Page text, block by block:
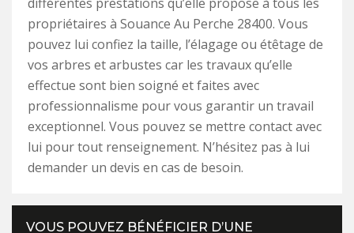
propriétaires à Souance Au Perche 28400. Vous
pouvez lui confiez la taille, l’élagage ou étêtage de
vos arbres et arbustes car les travaux qu’elle
effectue sont bien soigné et faites avec
professionnalisme pour vous garantir un travail
exceptionnel. Vous pouvez se mettre contact avec
lui pour tout renseignement. N’hésitez pas à lui
demander un devis en cas de besoin.
VOUS POUVEZ BÉNÉFICIER D’UNE